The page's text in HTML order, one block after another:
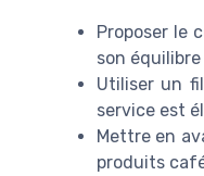
Proposer le
son
Utiliser un
service est
Mettre en
produits